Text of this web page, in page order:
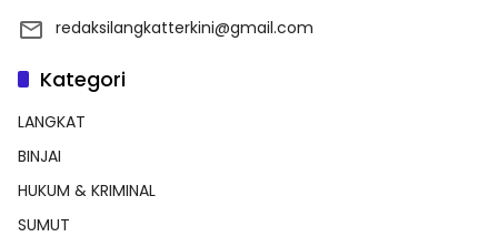
redaksilangkatterkini@gmail.com
Kategori
LANGKAT
BINJAI
HUKUM & KRIMINAL
SUMUT